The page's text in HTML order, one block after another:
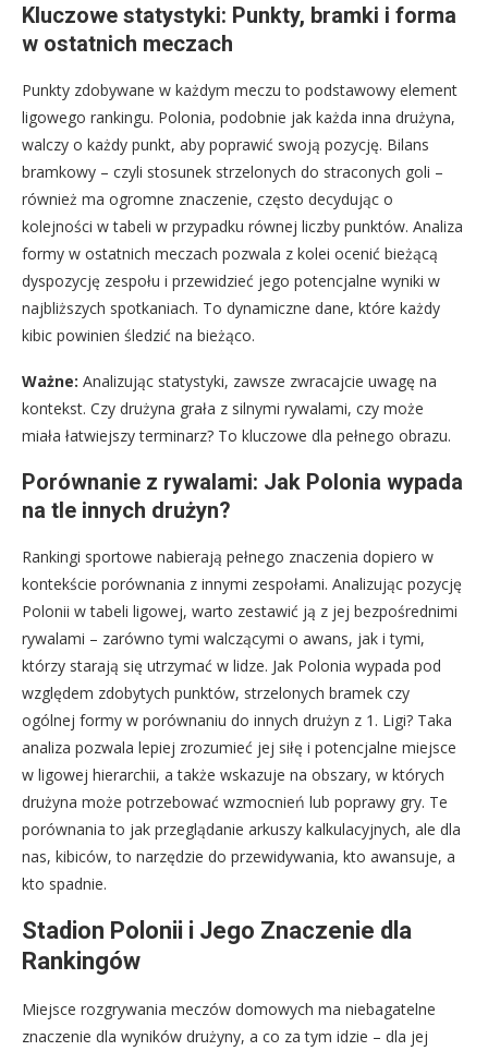
Kluczowe statystyki: Punkty, bramki i forma
w ostatnich meczach
Punkty zdobywane w każdym meczu to podstawowy element
ligowego rankingu. Polonia, podobnie jak każda inna drużyna,
walczy o każdy punkt, aby poprawić swoją pozycję. Bilans
bramkowy – czyli stosunek strzelonych do straconych goli –
również ma ogromne znaczenie, często decydując o
kolejności w tabeli w przypadku równej liczby punktów. Analiza
formy w ostatnich meczach pozwala z kolei ocenić bieżącą
dyspozycję zespołu i przewidzieć jego potencjalne wyniki w
najbliższych spotkaniach. To dynamiczne dane, które każdy
kibic powinien śledzić na bieżąco.
Ważne: Analizując statystyki, zawsze zwracajcie uwagę na
kontekst. Czy drużyna grała z silnymi rywalami, czy może
miała łatwiejszy terminarz? To kluczowe dla pełnego obrazu.
Porównanie z rywalami: Jak Polonia wypada
na tle innych drużyn?
Rankingi sportowe nabierają pełnego znaczenia dopiero w
kontekście porównania z innymi zespołami. Analizując pozycję
Polonii w tabeli ligowej, warto zestawić ją z jej bezpośrednimi
rywalami – zarówno tymi walczącymi o awans, jak i tymi,
którzy starają się utrzymać w lidze. Jak Polonia wypada pod
względem zdobytych punktów, strzelonych bramek czy
ogólnej formy w porównaniu do innych drużyn z 1. Ligi? Taka
analiza pozwala lepiej zrozumieć jej siłę i potencjalne miejsce
w ligowej hierarchii, a także wskazuje na obszary, w których
drużyna może potrzebować wzmocnień lub poprawy gry. Te
porównania to jak przeglądanie arkuszy kalkulacyjnych, ale dla
nas, kibiców, to narzędzie do przewidywania, kto awansuje, a
kto spadnie.
Stadion Polonii i Jego Znaczenie dla
Rankingów
Miejsce rozgrywania meczów domowych ma niebagatelne
znaczenie dla wyników drużyny, a co za tym idzie – dla jej